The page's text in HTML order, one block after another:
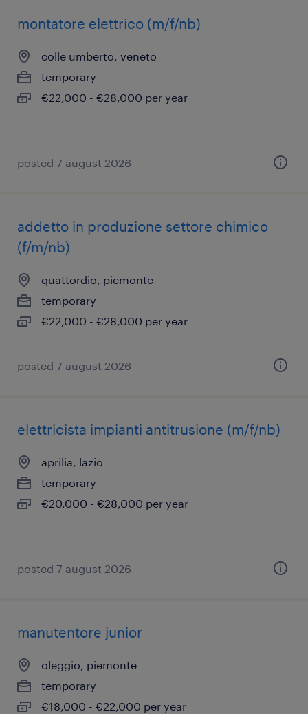
montatore elettrico (m/f/nb)
colle umberto, veneto
temporary
€22,000 - €28,000 per year
posted 7 august 2026
addetto in produzione settore chimico
(f/m/nb)
quattordio, piemonte
temporary
€22,000 - €28,000 per year
posted 7 august 2026
elettricista impianti antitrusione (m/f/nb)
aprilia, lazio
temporary
€20,000 - €28,000 per year
posted 7 august 2026
manutentore junior
oleggio, piemonte
temporary
€18,000 - €22,000 per year